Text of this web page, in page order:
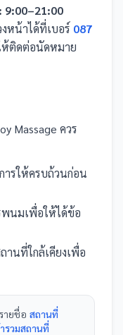
9:00–21:00
หน้าได้ที่เบอร์ 087
ห้ติดต่อนัดหมาย
Massage ควร
ารให้ครบถ้วนก่อน
พนมเพื่อให้ได้ข้อ
านที่ใกล้เคียงเพื่อ
ายชื่อ สถานที่
รวมสถานที่